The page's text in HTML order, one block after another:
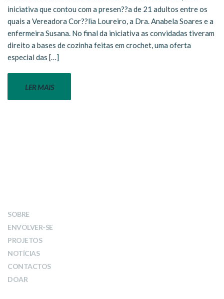
iniciativa que contou com a presen??a de 21 adultos entre os
quais a Vereadora Cor??lia Loureiro, a Dra. Anabela Soares e a
enfermeira Susana. No final da iniciativa as convidadas tiveram
direito a bases de cozinha feitas em crochet, uma oferta
especial das […]
LER MAIS
SOBRE
ENVOLVER-SE
PROJETOS
NOTÍCIAS
CONTACTOS
DOAR